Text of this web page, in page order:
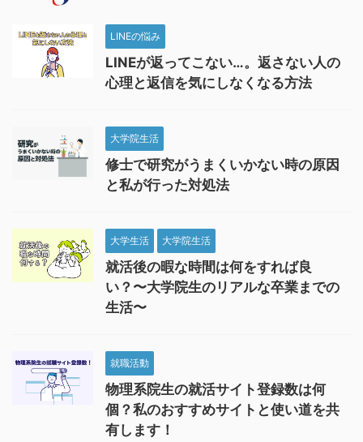
LINEの悩み
LINEが返ってこない…。返さない人の
心理と返信を気にしなくなる方法
大学院生活
修士で研究がうまくいかない時の原因
と私が行った対処法
大学生活 大学院生活
就活後の暇な時間は何をすれば良
い？〜大学院生のリアルな卒業までの
生活〜
就職活動
物理系院生の就活サイト登録数は何
個？私のおすすめサイトと使い道を共
有します！